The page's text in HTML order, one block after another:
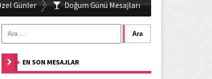
Günler Doğum Günü Mesajları
EN SON MESAJLAR